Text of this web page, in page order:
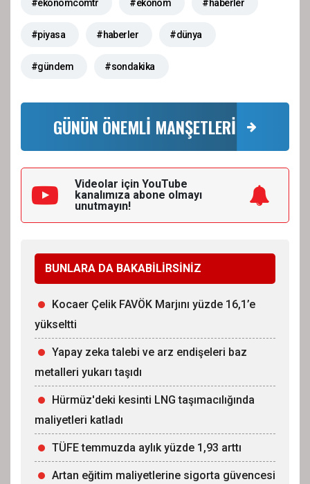
#ekonomcomtr #ekonom #haberler
#piyasa #haberler #dünya
#gündem #sondakika
GÜNÜN ÖNEMLİ MANŞETLERİ
Videolar için YouTube
kanalımıza abone olmayı
unutmayın!
BUNLARA DA BAKABİLİRSİNİZ
Kocaer Çelik FAVÖK Marjını yüzde 16,1’e
yükseltti
Yapay zeka talebi ve arz endişeleri baz
metalleri yukarı taşıdı
Hürmüz'deki kesinti LNG taşımacılığında
maliyetleri katladı
TÜFE temmuzda aylık yüzde 1,93 arttı
Artan eğitim maliyetlerine sigorta güvencesi